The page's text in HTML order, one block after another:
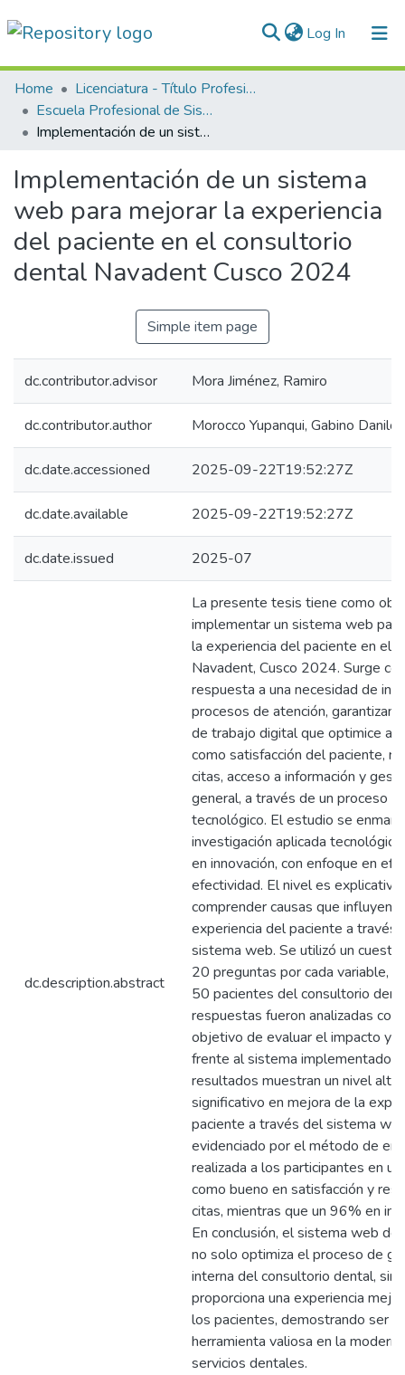
Log In (current)
Communities & Collections
All of DSpace
Normativas
Home
Licenciatura - Título Profesional
Escuela Profesional de Sistemas e Informática
Implementación de un sistema web para mejorar la experiencia del paciente en el consultorio dental Navadent Cusco 2024
Implementación de un sistema
web para mejorar la experiencia
del paciente en el consultorio
dental Navadent Cusco 2024
Simple item page
dc.contributor.advisor Mora Jiménez, Ramiro
dc.contributor.author Morocco Yupanqui, Gabino Danilo
dc.date.accessioned 2025-09-22T19:52:27Z
dc.date.available 2025-09-22T19:52:27Z
dc.date.issued 2025-07
dc.description.abstract
La presente tesis tiene como
implementar un sistema web
la experiencia del paciente en el
Navadent, Cusco 2024. Surge
respuesta a una necesidad de
procesos de atención,
de trabajo digital que optimice
como satisfacción del paciente,
citas, acceso a información y
general, a través de un proceso
tecnológico. El estudio se
investigación aplicada
en innovación, con enfoque en
efectividad. El nivel es explicativo
comprender causas que influyen
experiencia del paciente a través
sistema web. Se utilizó un
20 preguntas por cada variable,
50 pacientes del consultorio
respuestas fueron analizadas con
objetivo de evaluar el impacto y
frente al sistema implementado.
resultados muestran un nivel alto
significativo en mejora de la
paciente a través del sistema
evidenciado por el método de
realizada a los participantes en
como bueno en satisfacción y
citas, mientras que un 96% en
En conclusión, el sistema web
no solo optimiza el proceso de
interna del consultorio dental,
proporciona una experiencia
los pacientes, demostrando ser
herramienta valiosa en la
servicios dentales.